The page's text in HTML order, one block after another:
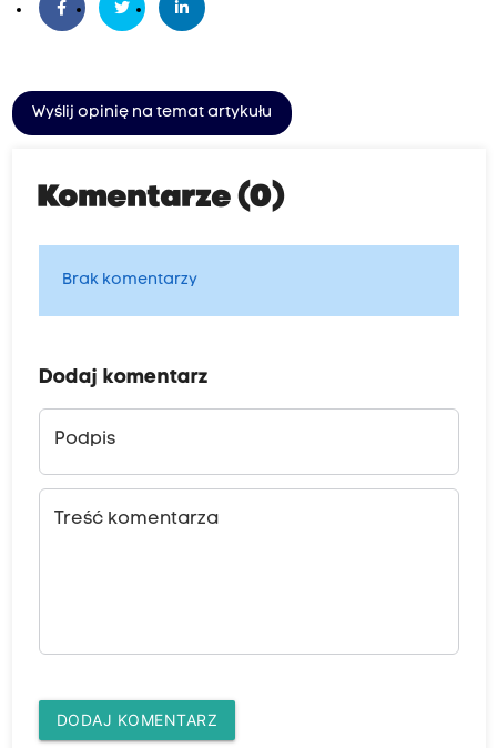
Wyślij opinię na temat artykułu
Komentarze (0)
Brak komentarzy
Dodaj komentarz
Podpis
Treść komentarza
DODAJ KOMENTARZ